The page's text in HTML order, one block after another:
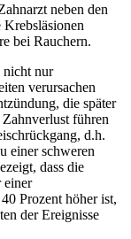
neben den
bei Rauchern.
nicht nur
verursachen
die später
führen
d.h.
einer schweren
dass die
einer
Prozent höher ist,
der Ereignisse